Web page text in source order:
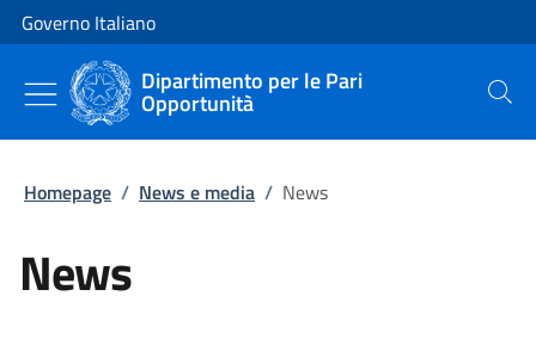
Vai al contenuto
Vai alla navigazione del sito
Governo Italiano
Dipartimento per le Pari
Opportunità Cerca
Homepage / News e media / News
News